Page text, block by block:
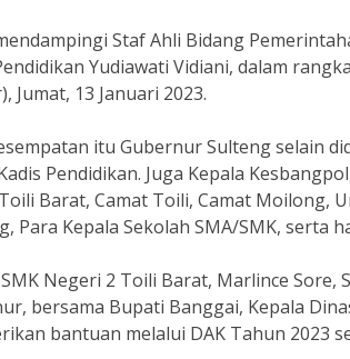
Staf Ahli Bidang
Yudiawati Vidiani, dalam
Jumat, 13 Januari 2023.
itu Gubernur Sulteng selain
Pendidikan. Juga Kepala
Barat, Camat Toili, Camat Moilong,
Para Kepala Sekolah SMA/SMK, serta
Negeri 2 Toili Barat, Marlince Sore,
bersama Bupati Banggai, Kepala
bantuan melalui DAK Tahun 2023